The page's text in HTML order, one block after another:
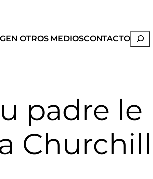
EN OTROS MEDIOSCONTACTOBuscar
padre le
Churchill